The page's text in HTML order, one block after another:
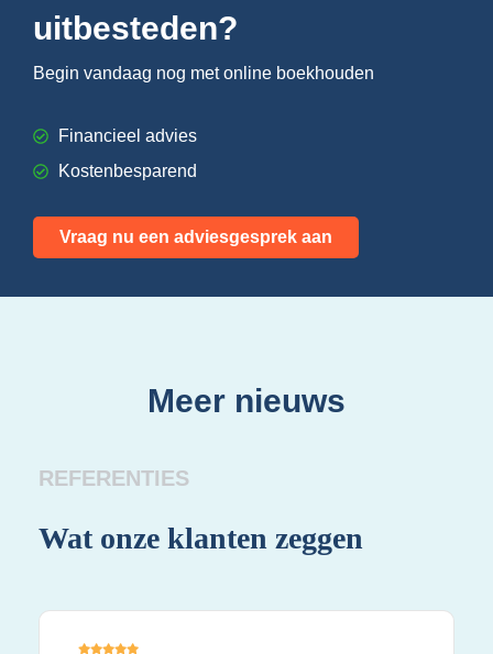
uitbesteden?
Begin vandaag nog met online boekhouden
Financieel advies
Kostenbesparend
Vraag nu een adviesgesprek aan
Meer nieuws
REFERENTIES
Wat onze klanten zeggen